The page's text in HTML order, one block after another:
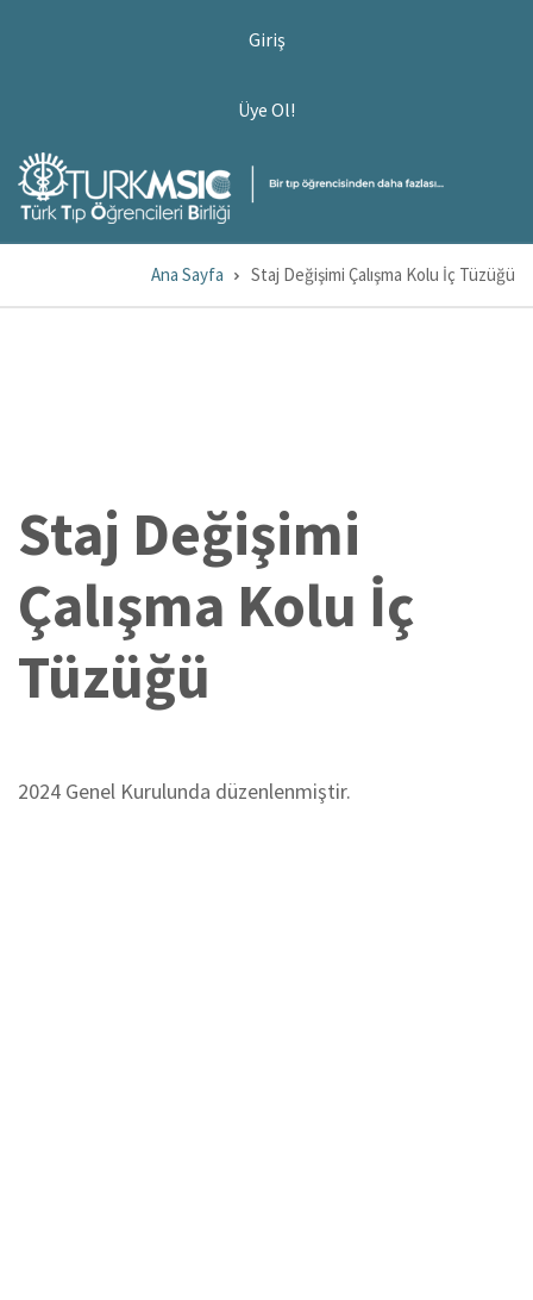
Giriş
Üye Ol!
Ana Sayfa Staj Değişimi Çalışma Kolu İç Tüzüğü
Staj Değişimi
Çalışma Kolu İç
Tüzüğü
2024 Genel Kurulunda düzenlenmiştir.